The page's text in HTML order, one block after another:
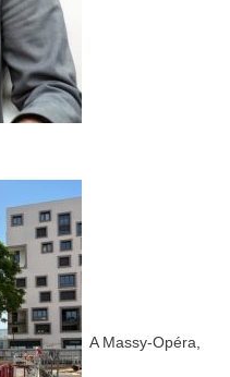
A Massy-Opéra,